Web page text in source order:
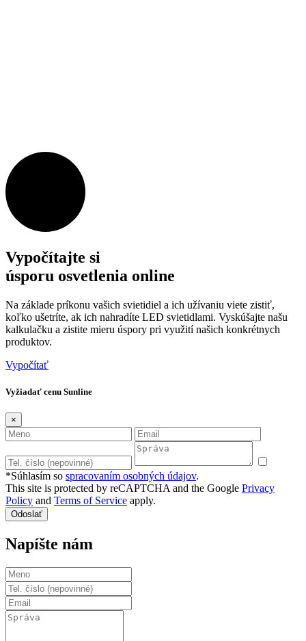
Vypočítajte si
úsporu osvetlenia online
Na základe príkonu vašich svietidiel a ich užívaniu viete zistiť,
koľko ušetríte, ak ich nahradíte LED svietidlami. Vyskúšajte našu
kalkulačku a zistite mieru úspory pri využití našich konkrétnych
produktov.
Vypočítať
Vyžiadať cenu Sunline
×
*Súhlasím so spracovaním osobných údajov.
This site is protected by reCAPTCHA and the Google Privacy
Policy and Terms of Service apply.
Odoslať
Napíšte nám